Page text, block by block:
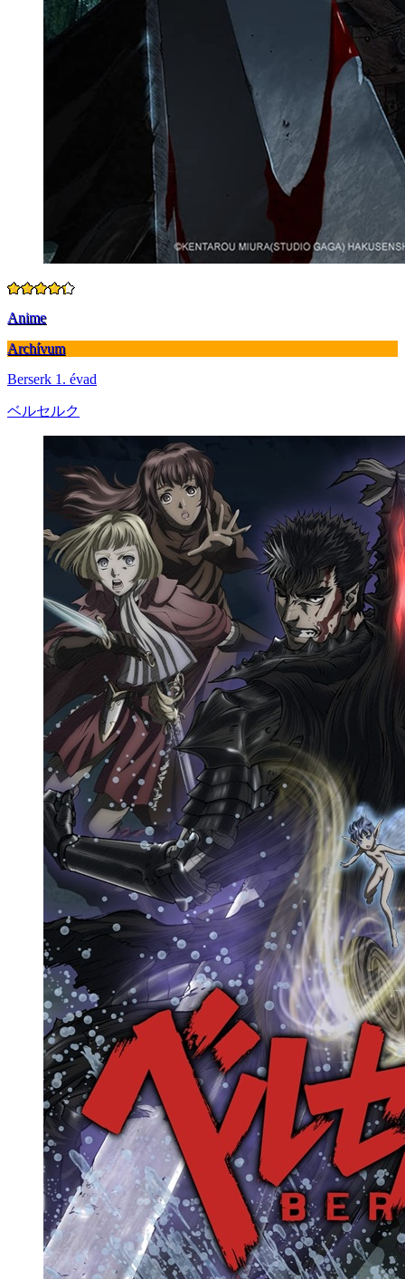
Anime
Archívum
Berserk 1. évad
ベルセルク